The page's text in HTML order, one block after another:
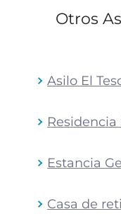
Otros
Asilo El
Estancia
Casa de